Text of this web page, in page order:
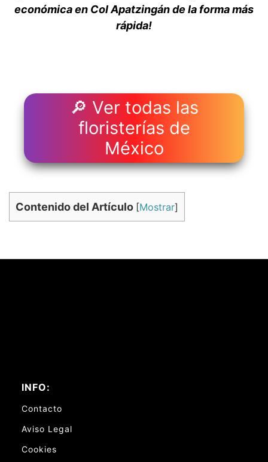
económica en Col Apatzingán de la forma más
rápida!
🔎 Ver todas las
floristerías de
México
Contenido del Artículo [Mostrar]
INFO:
Contacto
Aviso Legal
Cookies